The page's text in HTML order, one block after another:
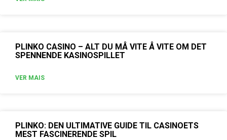
PLINKO CASINO – ALT DU MÅ VITE Å VITE OM DET
SPENNENDE KASINOSPILLET
VER MAIS
PLINKO: DEN ULTIMATIVE GUIDE TIL CASINOETS
MEST FASCINERENDE SPIL